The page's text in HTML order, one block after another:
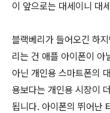
이 앞으로는 대세이니 대
블랙베리가 들어오긴 하
리는 건 애플 아이폰이 아
아닌 개인용 스마트폰의
용보다는 개인용 시장이
됩니다. 아이폰의 뛰어난